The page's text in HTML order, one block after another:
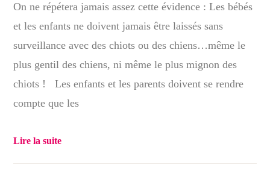
On ne répétera jamais assez cette évidence : Les bébés
et les enfants ne doivent jamais être laissés sans
surveillance avec des chiots ou des chiens…même le
plus gentil des chiens, ni même le plus mignon des
chiots ! Les enfants et les parents doivent se rendre
compte que les
Lire la suite